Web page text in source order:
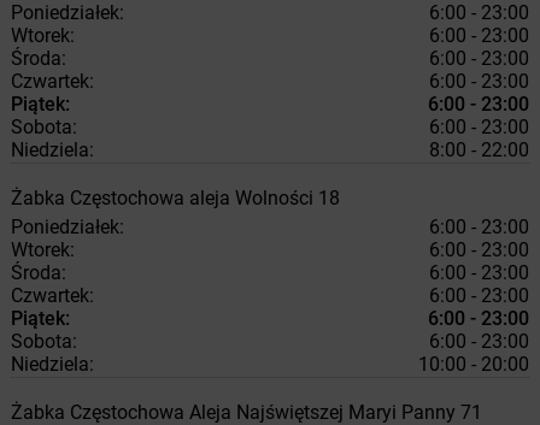
Poniedziałek:
6:00 - 23:00
Wtorek:
6:00 - 23:00
Środa:
6:00 - 23:00
Czwartek:
6:00 - 23:00
Piątek:
6:00 - 23:00
Sobota:
6:00 - 23:00
Niedziela:
8:00 - 22:00
Żabka Częstochowa aleja Wolności 18
Poniedziałek:
6:00 - 23:00
Wtorek:
6:00 - 23:00
Środa:
6:00 - 23:00
Czwartek:
6:00 - 23:00
Piątek:
6:00 - 23:00
Sobota:
6:00 - 23:00
Niedziela:
10:00 - 20:00
Żabka Częstochowa Aleja Najświętszej Maryi Panny 71